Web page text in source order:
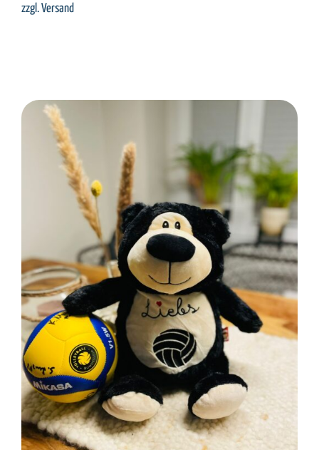
zzgl.Versand
SELECT OPTIONS / DETAILS